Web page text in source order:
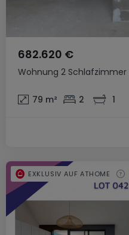
Wohnung 2 Schlafzimmer
682.620 €
79 m² 2 1
EXKLUSIV AUF ATHOME